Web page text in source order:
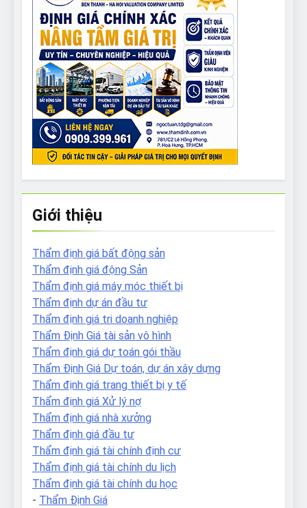
Giới thiệu
Thẩm định giá bất động sản
Thẩm định giá động Sản
Thẩm định giá máy móc thiết bị
Thẩm định dự án đầu tư
Thẩm định giá tri doanh nghiệp
Thẩm Định Giá tài sản vô hình
Thẩm định giá dự toán gói thầu
Thẩm Định Giá Dự toán, dự án xây dựng
Thẩm định giá trang thiết bị y tế
Thẩm định giá Xử lý nợ
Thẩm định giá nhà xưởng
Thẩm định giá đầu tư
Thẩm định giá tài chính định cư
Thẩm định giá tài chính du lịch
Thẩm định giá tài chính du học
- Thẩm Định Giá